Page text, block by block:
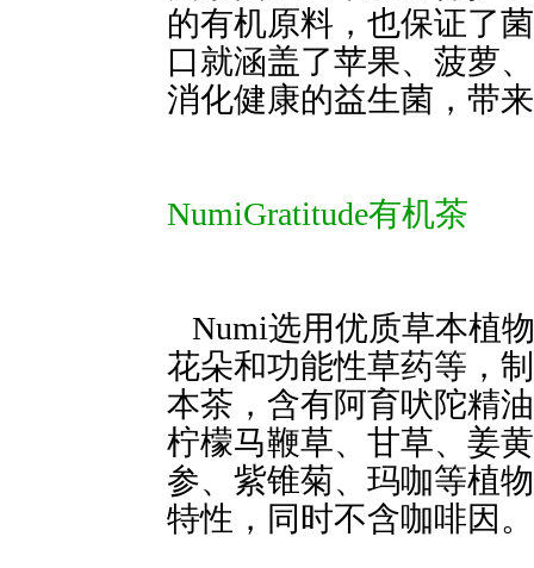
的有机原料，也保证了
口就涵盖了苹果、菠萝
消化健康的益生菌，带
NumiGratitude有机茶
Numi选用优质草本植
花朵和功能性草药等，
本茶，含有阿育吠陀精
柠檬马鞭草、甘草、姜黄
参、紫锥菊、玛咖等植
特性，同时不含咖啡因。